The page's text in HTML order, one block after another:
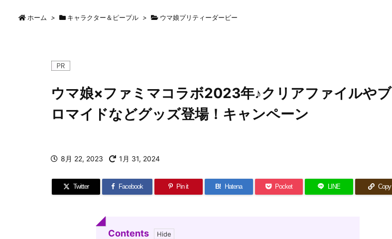
ホーム > キャラクター＆ピープル > ウマ娘プリティーダービー
ウマ娘×ファミマコラボ2023年♪クリアファイルやブ
ロマイドなどグッズ登場！キャンペーン
8月 22, 2023 1月 31, 2024
Twitter Facebook Pin it B! Hatena Pocket LINE Copy
Contents